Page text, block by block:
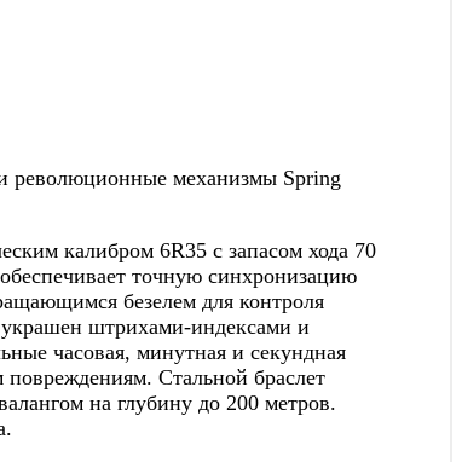
революционные механизмы Spring
калибром 6R35 с запасом хода 70
точную синхронизацию
безелем для контроля
штрихами-индексами и
часовая, минутная и секундная
Стальной браслет
на глубину до 200 метров.